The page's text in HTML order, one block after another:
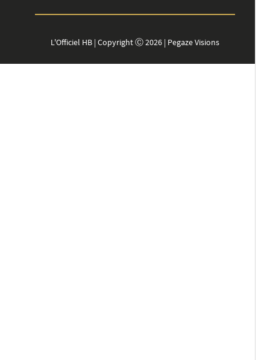
L'Officiel HB | Copyright Ⓒ 2026 | Pegaze Visions